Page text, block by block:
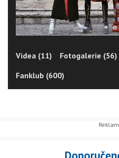
Videa (11) Fotogalerie (56)
Fanklub (600)